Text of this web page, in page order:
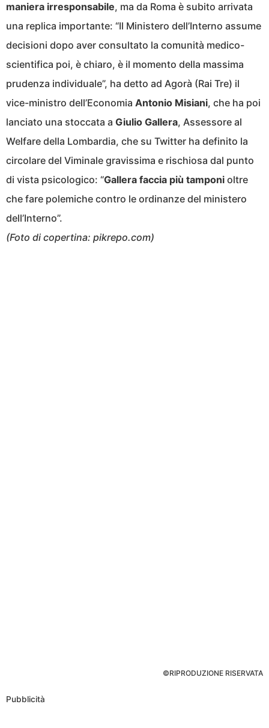
maniera irresponsabile, ma da Roma è subito arrivata
una replica importante: “Il Ministero dell’Interno assume
decisioni dopo aver consultato la comunità medico-
scientifica poi, è chiaro, è il momento della massima
prudenza individuale”, ha detto ad Agorà (Rai Tre) il
vice-ministro dell’Economia Antonio Misiani, che ha poi
lanciato una stoccata a Giulio Gallera, Assessore al
Welfare della Lombardia, che su Twitter ha definito la
circolare del Viminale gravissima e rischiosa dal punto
di vista psicologico: “Gallera faccia più tamponi oltre
che fare polemiche contro le ordinanze del ministero
dell’Interno”.
(Foto di copertina: pikrepo.com)
©RIPRODUZIONE RISERVATA
Pubblicità